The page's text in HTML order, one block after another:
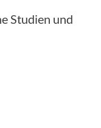
Studien und